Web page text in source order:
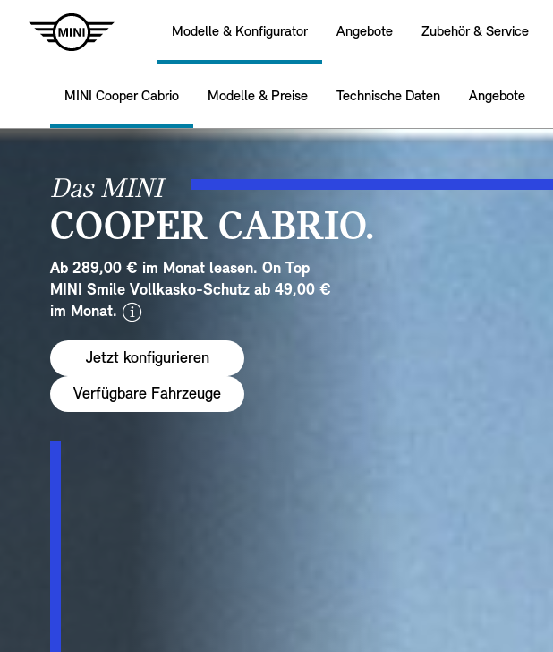
Modelle & Konfigurator Angebote Zubehӧr & Service
MINI Cooper Cabrio Modelle & Preise Technische Daten Angebote
Das MINI
COOPER CABRIO.
Ab 289,00 € im Monat leasen. On Top
MINI Smile Vollkasko-Schutz ab 49,00 €
im Monat.
Jetzt konfigurieren
Verfügbare Fahrzeuge